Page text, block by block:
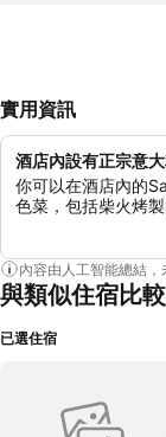
實用資訊
酒店內設有正宗意
你可以在酒店內的
色菜，包括柴火烤製
內容由人工智能總結，
與類似住宿比較
已選住宿